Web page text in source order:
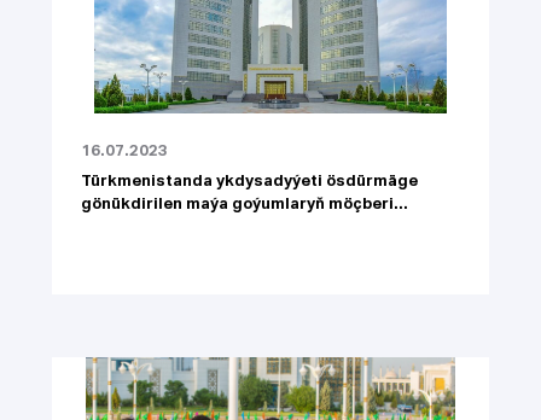
16.07.2023
Türkmenistanda ykdysadyýeti ösdürmäge
gönükdirilen maýa goýumlaryň möçberi...